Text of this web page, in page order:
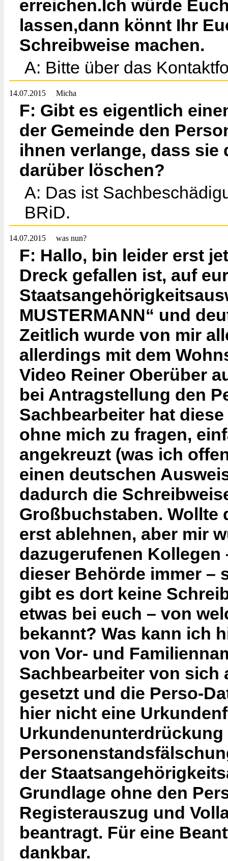
erreichen.Ich würde
lassen,dann könnt Ihr
Schreibweise machen.
A: Bitte über das
14.07.2015 Micha
F: Gibt es eigentlich
der Gemeinde den
ihnen verlange, dass sie
darüber löschen?
A: Das ist
BRiD.
14.07.2015 was nun?
F: Hallo, bin leider erst
Dreck gefallen ist, auf
MUSTERMANN“ und
Zeitlich wurde von mir
allerdings mit dem
Video Reiner Oberüber
bei Antragstellung den
Sachbearbeiter hat
ohne mich zu fragen,
angekreuzt (was ich
einen deutschen
dadurch die
Großbuchstaben. Wollte
erst ablehnen, aber mir
dazugerufenen Kollegen
dieser Behörde immer –
gibt es dort keine
etwas bei euch – von
bekannt? Was kann ich
von Vor- und
Sachbearbeiter von sich
gesetzt und die Perso-
hier nicht eine
Urkundenunterdrückung
der
Grundlage ohne den
Registerauszug und
beantragt. Für eine
dankbar.